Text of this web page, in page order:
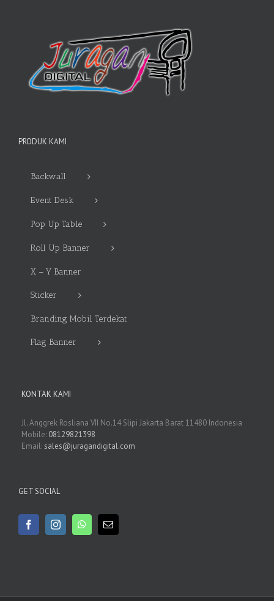
PRODUK KAMI
Backwall
Event Desk
Pop Up Table
Roll Up Banner
X – Y Banner
Sticker
Branding Mobil Terdekat
Flag Banner
KONTAK KAMI
Jl. Anggrek Rosliana VII No.14 Slipi Jakarta Barat 11480 Indonesia
Mobile: 08129821398
Email: sales@juragandigital.com
GET SOCIAL